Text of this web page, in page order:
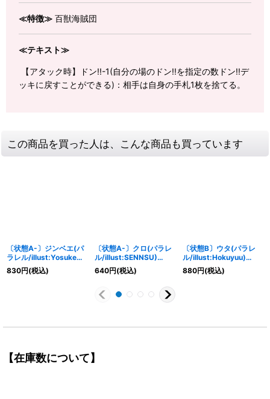
≪特徴≫ 百獣海賊団
≪テキスト≫
【アタック時】ドン!!-1(自分の場のドン!!を指定の数ドン!!デ
ッキに戻すことができる)：相手は自身の手札1枚を捨てる。
この商品を買った人は、こんな商品も買っています
〔状態A-〕ジンベエ(パ
ラレル/illust:Yosuke
Adachi)【SR/P】
{OP11-031}
830円(税込)
〔状態A-〕クロ(パラレ
ル/illust:SENNSU)
【R/P】{OP15-025}
640円(税込)
〔状態B〕ウタ(パラレ
ル/illust:Hokuyuu)
【SR/P】{OP13-023}
880円(税込)
【在庫数について】